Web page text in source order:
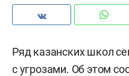
Ряд казанских школ
с угрозами. Об этом